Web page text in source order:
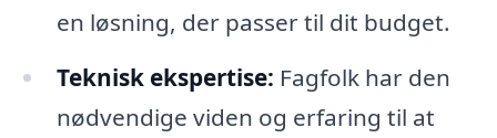
en løsning, der passer til dit budget.
Teknisk ekspertise: Fagfolk har den
nødvendige viden og erfaring til at